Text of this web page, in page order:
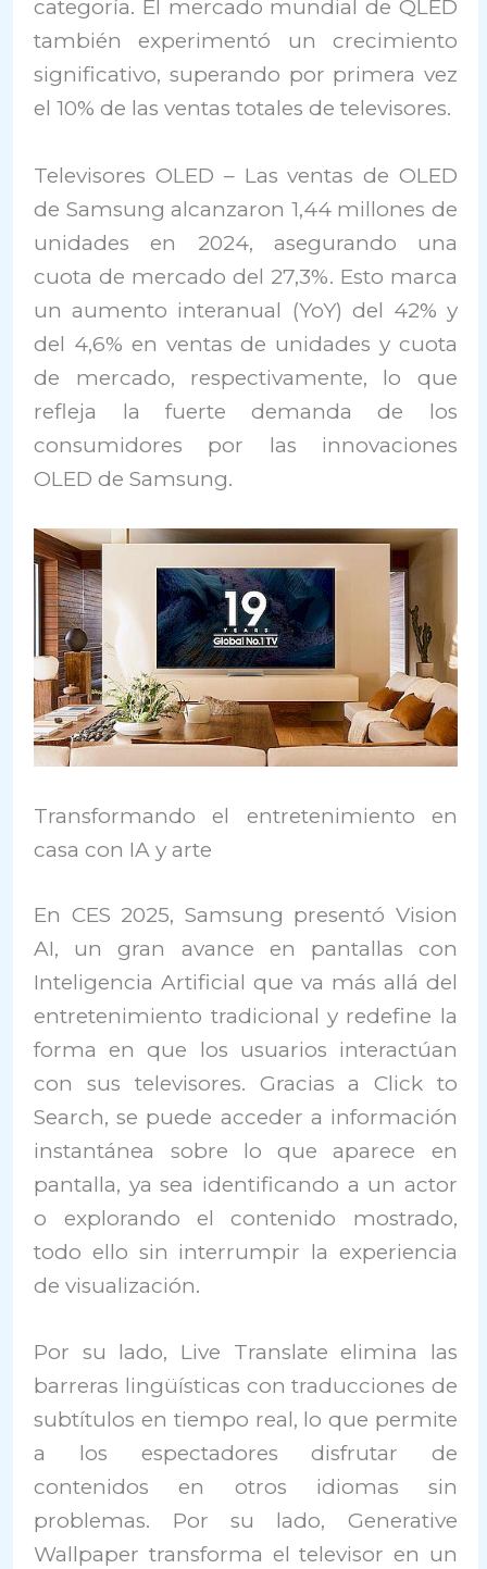
categoría. El mercado mundial de QLED
también experimentó un crecimiento
significativo, superando por primera vez
el 10% de las ventas totales de televisores.
Televisores OLED – Las ventas de OLED
de Samsung alcanzaron 1,44 millones de
unidades en 2024, asegurando una
cuota de mercado del 27,3%. Esto marca
un aumento interanual (YoY) del 42% y
del 4,6% en ventas de unidades y cuota
de mercado, respectivamente, lo que
refleja la fuerte demanda de los
consumidores por las innovaciones
OLED de Samsung.
Transformando el entretenimiento en
casa con IA y arte
En CES 2025, Samsung presentó Vision
AI, un gran avance en pantallas con
Inteligencia Artificial que va más allá del
entretenimiento tradicional y redefine la
forma en que los usuarios interactúan
con sus televisores. Gracias a Click to
Search, se puede acceder a información
instantánea sobre lo que aparece en
pantalla, ya sea identificando a un actor
o explorando el contenido mostrado,
todo ello sin interrumpir la experiencia
de visualización.
Por su lado, Live Translate elimina las
barreras lingüísticas con traducciones de
subtítulos en tiempo real, lo que permite
a los espectadores disfrutar de
contenidos en otros idiomas sin
problemas. Por su lado, Generative
Wallpaper transforma el televisor en un